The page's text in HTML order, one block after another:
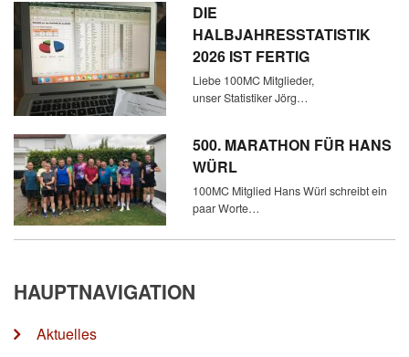
DIE
HALBJAHRESSTATISTIK
2026 IST FERTIG
Liebe 100MC Mitglieder,
unser Statistiker Jörg…
500. MARATHON FÜR HANS
WÜRL
100MC Mitglied Hans Würl schreibt ein
paar Worte…
HAUPTNAVIGATION
Aktuelles